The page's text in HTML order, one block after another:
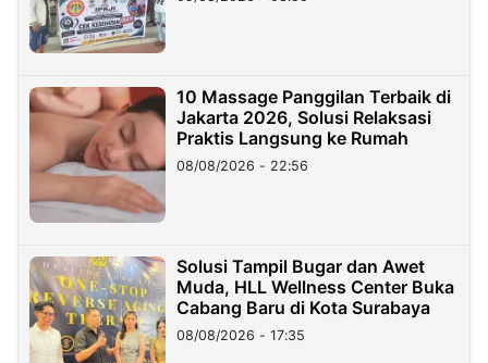
10 Massage Panggilan Terbaik di
Jakarta 2026, Solusi Relaksasi
Praktis Langsung ke Rumah
08/08/2026 - 22:56
Solusi Tampil Bugar dan Awet
Muda, HLL Wellness Center Buka
Cabang Baru di Kota Surabaya
08/08/2026 - 17:35